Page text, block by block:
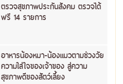
ตรวจสุขภาพประกันสังคม ตรวจได้
ฟรี 14 รายการ
อาหารน้องหมา-น้องแมวตามช่วงวัย
ความใส่ใจของเจ้าของ สู่ความ
สุขภาพดีของสัตว์เลี้ยง